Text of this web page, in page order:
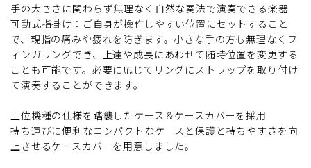
手の大きさに関わらず無理なく自然な奏法で演奏できる楽器
可動式指掛け：ご自身が操作しやすい位置にセットすること
で、親指の痛みや疲れを防ぎます。小さな手の方も無理なくフ
ィンガリングでき、上達や成長にあわせて随時位置を変更する
ことも可能です。必要に応じてリングにストラップを取り付け
て演奏することができます。
上位機種の仕様を踏襲したケース＆ケースカバーを採用
持ち運びに便利なコンパクトなケースと保護と持ちやすさを向
上させるケースカバーを用意しました。